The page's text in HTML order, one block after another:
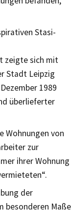
Stasi-
zeigte sich mit
Stadt Leipzig
1989
überlieferter
Wohnungen von
zur
ihrer Wohnung
der
besonderen Maße